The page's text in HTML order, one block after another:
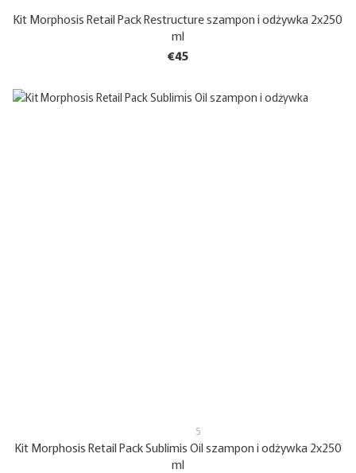
Kit Morphosis Retail Pack Restructure szampon i odżywka 2x250
ml
€45
5
Kit Morphosis Retail Pack Sublimis Oil szampon i odżywka 2x250
ml